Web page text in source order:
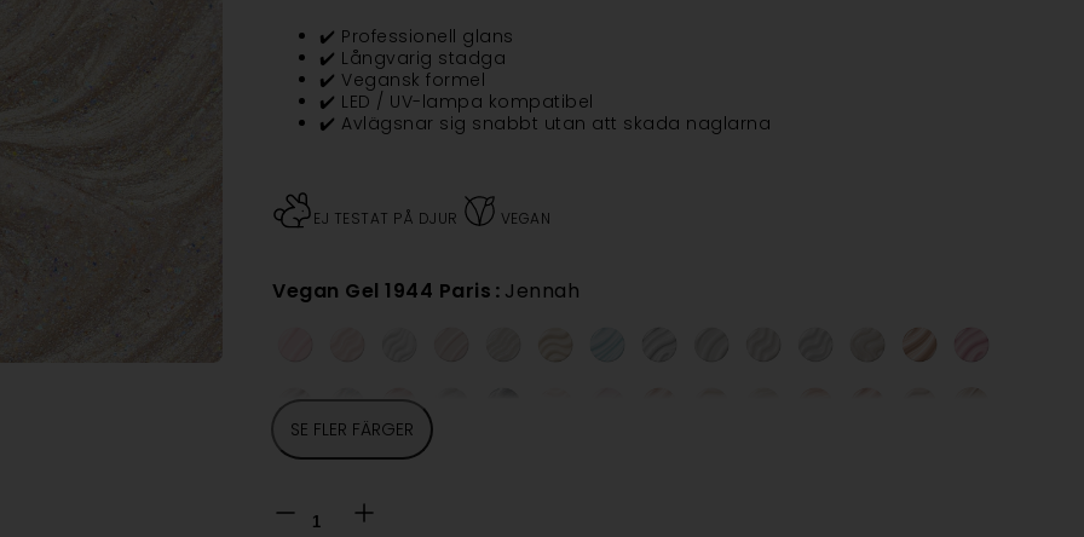
✔️ Professionell glans
✔️ Långvarig stadga
✔️ Vegansk formel
✔️ LED / UV-lampa kompatibel
✔️ Avlägsnar sig snabbt utan att skada naglarna
EJ TESTAT PÅ DJUR VEGAN
Vegan Gel 1944 Paris : Jennah
SE FLER FÄRGER